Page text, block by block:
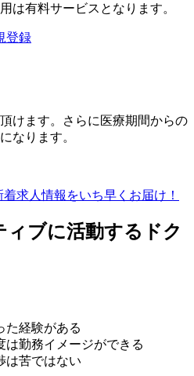
は有料サービスとなります。
登録
けます。さらに医療期間からの
なります。
ィブに活動するドク
た経験がある
は勤務イメージができる
は苦ではない